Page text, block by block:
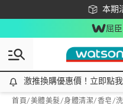
本期
下載
屈
激推換購優惠價！立即點我看
激推換購優惠價！立即點
首頁/美體美髮/身體清潔/香皂/